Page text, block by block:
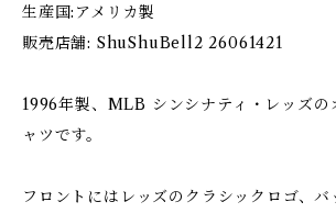
生産国:アメリカ製
販売店舗: ShuShuBell2 26061421
1996年製、MLB シンシナティ・レッズの
ャツです。
フロントにはレッズのクラシックロゴ、